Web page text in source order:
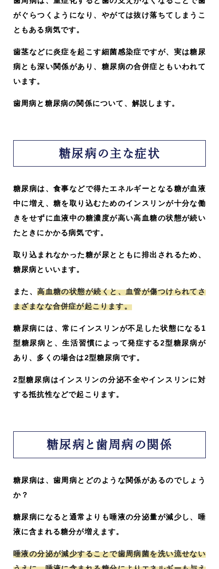
がぐらつくようになり、やがては抜け落ちてしまうこ
ともある病気です。
歯茎などに炎症を起こす細菌感染症ですが、実は糖尿
病とも深い関係があり、糖尿病の合併症ともいわれて
います。
歯周病と糖尿病の関係について、解説します。
糖尿病の主な症状
糖尿病は、食事などで得たエネルギーとなる糖が血液
中に増え、糖を取り込むためのインスリンが十分な働
きをせずに血液中の糖濃度が高い高血糖の状態が続い
たときにかかる病気です。
取り込まれなかった糖が尿とともに排出されるため、
糖尿病といいます。
また、高血糖の状態が続くと、血管が傷つけられてさ
まざまなな合併症が起こります。
糖尿病には、常にインスリンが不足した状態になる1
型糖尿病と、生活習慣によって発症する2型糖尿病が
あり、多くの場合は2型糖尿病です。
2型糖尿病はインスリンの分泌不全やインスリンに対
する抵抗性などで起こります。
糖尿病と歯周病の関係
糖尿病は、歯周病とどのような関係があるのでしょう
か？
糖尿病になると通常よりも唾液の分泌量が減少し、唾
液に含まれる糖分が増えます。
唾液の分泌が減少することで歯周病菌を洗い流せない